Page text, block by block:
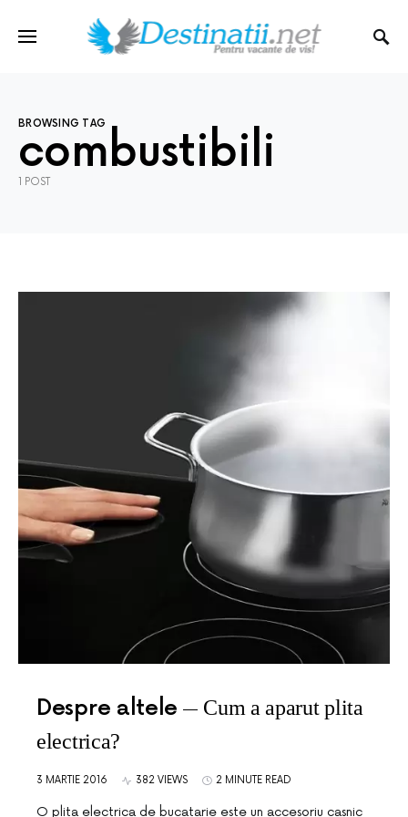
BROWSING TAG
combustibili
1 POST
Despre altele
Cum a aparut plita
electrica?
3 MARTIE 2016 382 VIEWS 2 MINUTE READ
O plita electrica de bucatarie este un accesoriu casnic